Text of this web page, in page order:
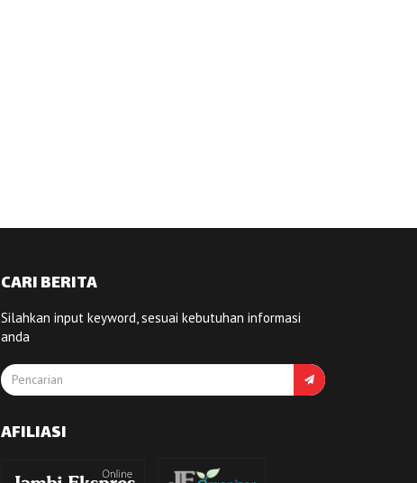
CARI BERITA
Silahkan input keyword, sesuai kebutuhan informasi
anda
AFILIASI